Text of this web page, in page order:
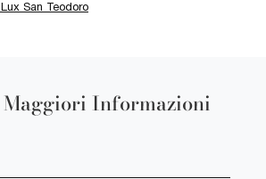
San Teodoro
Informazioni